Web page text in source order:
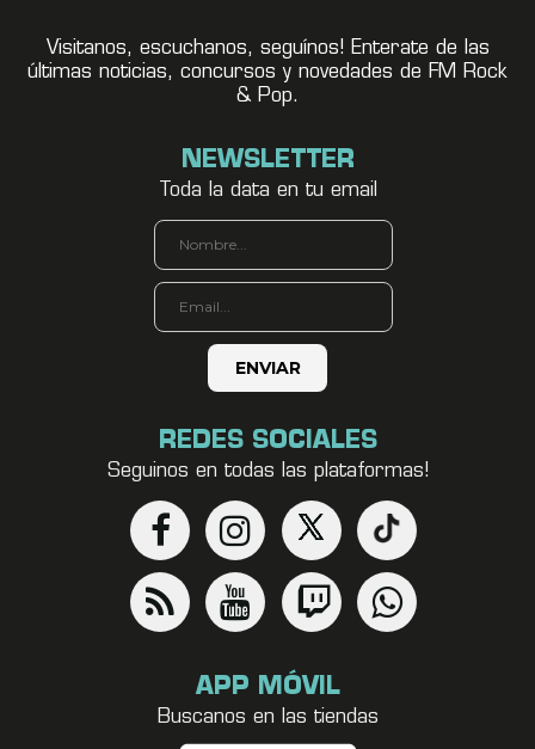
Visitanos, escuchanos, seguínos! Enterate de las
últimas noticias, concursos y novedades de FM Rock
& Pop.
NEWSLETTER
Toda la data en tu email
REDES SOCIALES
Seguinos en todas las plataformas!
APP MÓVIL
Buscanos en las tiendas